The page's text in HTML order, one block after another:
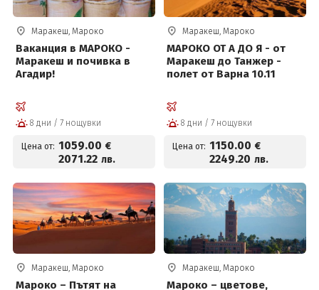
Маракеш, Мароко
Ваканция в МАРОКО -
Маракеш и почивка в
Агадир!
8 дни / 7 нощувки
Цена от: 1059.00 €
2071.22 лв.
Маракеш, Мароко
МАРОКО ОТ А ДО Я - от
Маракеш до Танжер -
полет от Варна 10.11
8 дни / 7 нощувки
Цена от: 1150.00 €
2249.20 лв.
Маракеш, Мароко
Мароко – Пътят на
Маракеш, Мароко
Мароко – цветове,